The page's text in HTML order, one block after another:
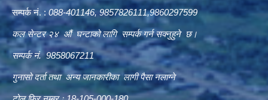
सम्पर्क नं. : 088-401146, 9857826111,9860297599
कल सेन्टर २४ औं घन्टाको लागि सम्पर्क गर्न सक्नुहुने छ।
सम्पर्क नं. 9858067211
गुनासो दर्ता तथा अन्य जानकारीका लागी पैसा नलाग्ने